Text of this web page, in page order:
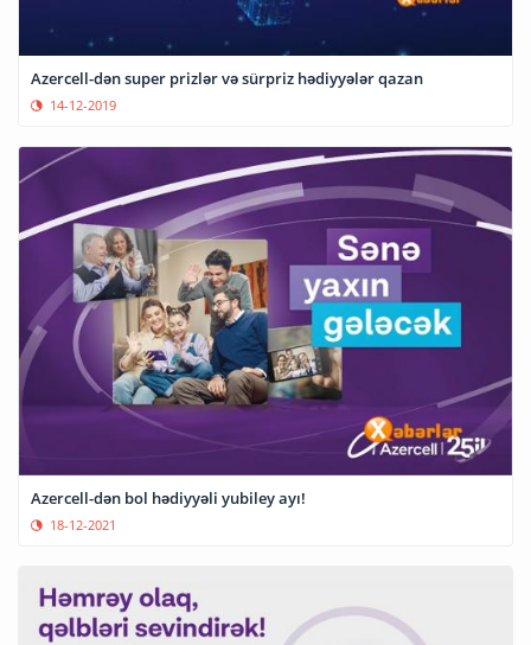
Azercell-dən super prizlər və sürpriz hədiyyələr qazan
14-12-2019
Azercell-dən bol hədiyyəli yubiley ayı!
18-12-2021